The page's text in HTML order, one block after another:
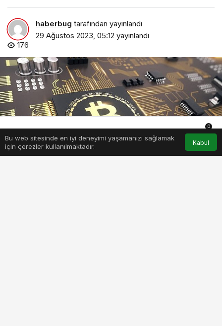
haberbug tarafından yayınlandı
29 Ağustos 2023, 05:12 yayınlandı
176
Bu web sitesinde en iyi deneyimi yaşamanızı sağlamak
için çerezler kullanılmaktadır.
Kabul
Anasayfa Akış Hesabım Bildirimler
0